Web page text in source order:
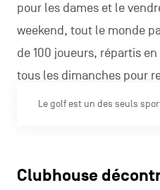
pour les dames et le
weekend, tout le monde
de 100 joueurs, répartis
tous les dimanches pour
Le golf est un des seuls
Clubhouse